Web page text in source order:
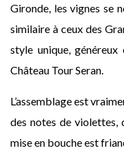
Gironde, les vignes se
similaire à ceux des
style unique,
Château Tour Seran.
L’assemblage est
des notes de violettes,
mise en bouche est